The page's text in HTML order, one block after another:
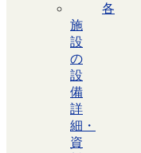
各
施
設
の
設
備
詳
細・
資